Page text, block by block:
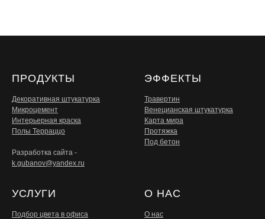
ПРОДУКТЫ
Декоративная штукатурка
Микроцемент
Интерьерная краска
Полы Терраццо
Разработка сайта -
k.gubanov@yandex.ru
ЭФФЕКТЫ
Травертин
Венецианская штукатурка
Карта мира
Протяжка
Под бетон
УСЛУГИ
Подбор цвета в офиса
О НАС
О нас